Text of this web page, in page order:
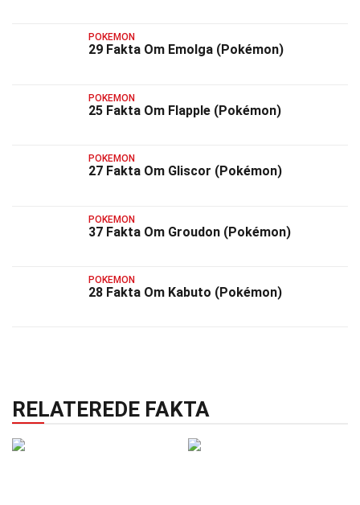
POKEMON
29 Fakta Om Emolga (Pokémon)
POKEMON
25 Fakta Om Flapple (Pokémon)
POKEMON
27 Fakta Om Gliscor (Pokémon)
POKEMON
37 Fakta Om Groudon (Pokémon)
POKEMON
28 Fakta Om Kabuto (Pokémon)
RELATEREDE FAKTA